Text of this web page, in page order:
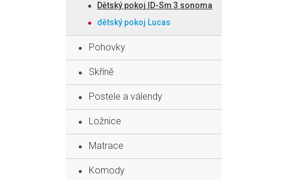
Dětský pokoj ID-Sm 3 sonoma
dětský pokoj Lucas
Pohovky
Skříně
Postele a válendy
Ložnice
Matrace
Komody